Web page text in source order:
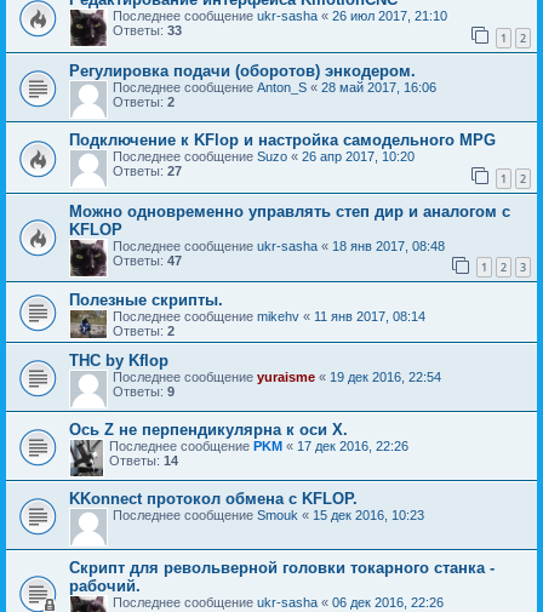
Последнее сообщение ukr-sasha « 26 июл 2017, 21:10
Ответы: 33 1 2
Регулировка подачи (оборотов) энкодером.
Последнее сообщение Anton_S « 28 май 2017, 16:06
Ответы: 2
Подключение к KFlop и настройка самодельного MPG
Последнее сообщение Suzo « 26 апр 2017, 10:20
Ответы: 27 1 2
Можно одновременно управлять степ дир и аналогом с
KFLOP
Последнее сообщение ukr-sasha « 18 янв 2017, 08:48
Ответы: 47 1 2 3
Полезные скрипты.
Последнее сообщение mikehv « 11 янв 2017, 08:14
Ответы: 2
THC by Kflop
Последнее сообщение yuraisme « 19 дек 2016, 22:54
Ответы: 9
Ось Z не перпендикулярна к оси Х.
Последнее сообщение PKM « 17 дек 2016, 22:26
Ответы: 14
KKonnect протокол обмена с KFLOP.
Последнее сообщение Smouk « 15 дек 2016, 10:23
Скрипт для револьверной головки токарного станка -
рабочий.
Последнее сообщение ukr-sasha « 06 дек 2016, 22:26